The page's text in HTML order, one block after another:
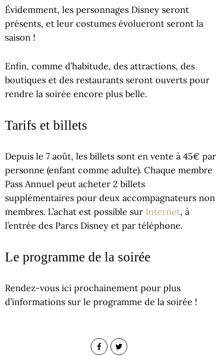
Évidemment, les personnages Disney seront
présents, et leur costumes évolueront seront la
saison !
Enfin, comme d’habitude, des attractions, des
boutiques et des restaurants seront ouverts pour
rendre la soirée encore plus belle.
Tarifs et billets
Depuis le 7 août, les billets sont en vente à 45€ par
personne (enfant comme adulte). Chaque membre
Pass Annuel peut acheter 2 billets
supplémentaires pour deux accompagnateurs non
membres. L’achat est possible sur Internet, à
l’entrée des Parcs Disney et par téléphone.
Le programme de la soirée
Rendez-vous ici prochainement pour plus
d’informations sur le programme de la soirée !